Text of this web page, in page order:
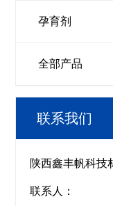
孕育剂
全部产品
联系我们
陕西鑫丰帆科技
联系人：